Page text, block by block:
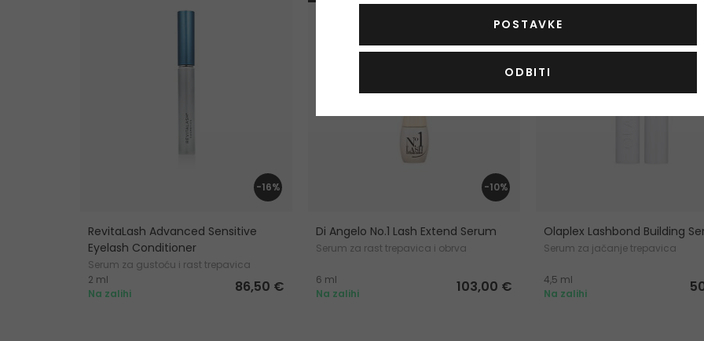
-16%
RevitaLash Advanced Sensitive
Eyelash Conditioner
Serum za gustoću i rast trepavica
2 ml
Na zalihi
86,50 €
-10%
Di Angelo No.1 Lash Extend Serum
Serum za rast trepavica i obrva
6 ml
Na zalihi
103,00 €
Olaplex Lashbond Building
Serum za jačanje trepavica
4,5 ml
Na zalihi
POSTAVKE
ODBITI